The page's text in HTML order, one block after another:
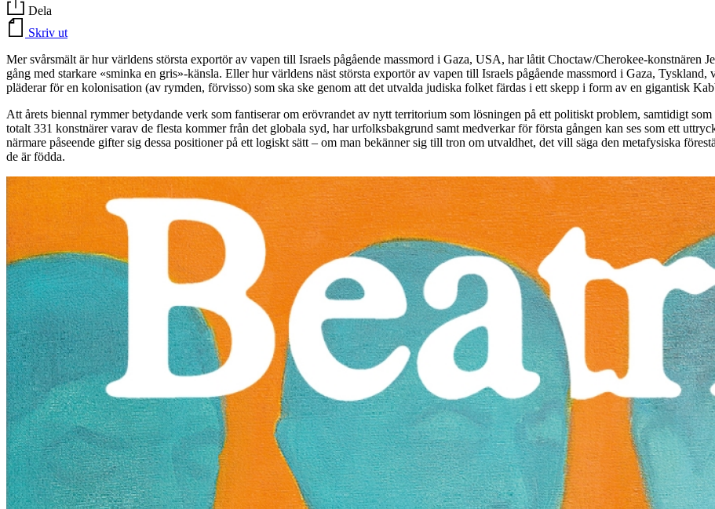
Dela
Skriv ut
Mer svårsmält är hur världens största exportör av vapen till Israels pågående massmord i Gaza, USA, har låtit Choctaw/Cherokee-konstnären
gång med starkare «sminka en gris»-känsla. Eller hur världens näst största exportör av vapen till Israels pågående massmord i Gaza,
pläderar för en kolonisation (av rymden, förvisso) som ska ske genom att det utvalda judiska folket färdas i ett skepp i form av en gigantisk
Att årets biennal rymmer betydande verk som fantiserar om erövrandet av nytt territorium som lösningen på ett politiskt problem, samtidigt
totalt 331 konstnärer varav de flesta kommer från det globala syd, har urfolksbakgrund samt medverkar för första gången kan ses som ett
närmare påseende gifter sig dessa positioner på ett logiskt sätt – om man bekänner sig till tron om utvaldhet, det vill säga den metafysiska
de är födda.